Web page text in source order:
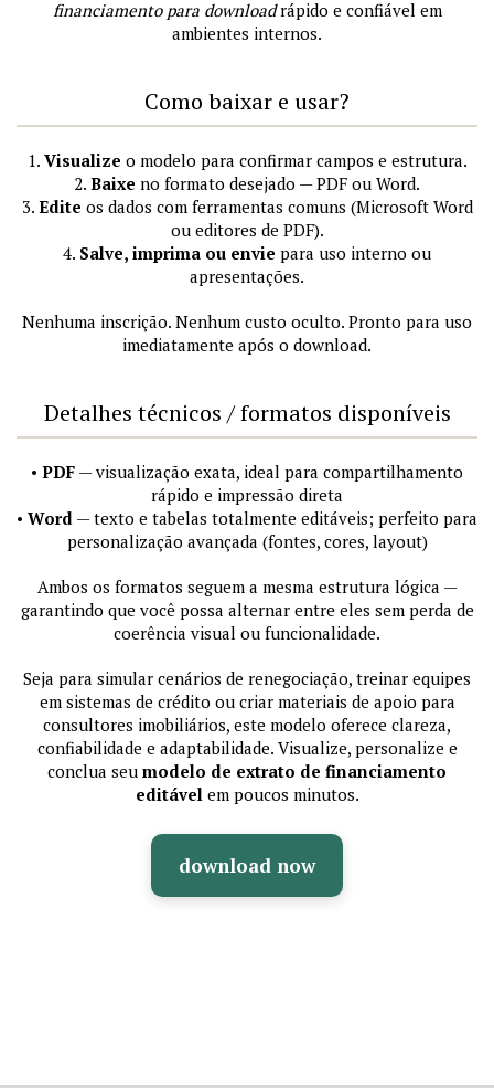
financiamento para downloadrápido e confiável em
ambientes internos.
Como baixar e usar?
1. Visualize o modelo para confirmar campos e estrutura.
2. Baixe no formato desejado — PDF ou Word.
3. Edite os dados com ferramentas comuns (Microsoft Word
ou editores de PDF).
4. Salve, imprima ou envie para uso interno ou
apresentações.
Nenhuma inscrição. Nenhum custo oculto. Pronto para uso
imediatamente após o download.
Detalhes técnicos / formatos disponíveis
• PDF — visualização exata, ideal para compartilhamento
rápido e impressão direta
• Word — texto e tabelas totalmente editáveis; perfeito para
personalização avançada (fontes, cores, layout)
Ambos os formatos seguem a mesma estrutura lógica —
garantindo que você possa alternar entre eles sem perda de
coerência visual ou funcionalidade.
Seja para simular cenários de renegociação, treinar equipes
em sistemas de crédito ou criar materiais de apoio para
consultores imobiliários, este modelo oferece clareza,
confiabilidade e adaptabilidade. Visualize, personalize e
conclua seu modelo de extrato de financiamento
editável em poucos minutos.
download now